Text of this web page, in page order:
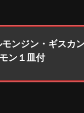
ンジン・ギスカ
ン１皿付